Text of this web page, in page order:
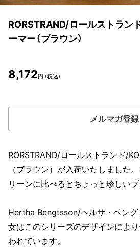
RORSTRAND/ロールストラン
ーマー（ブラウン）
8,172円 (税込)
メルマガ登録
RORSTRAND/ロールストランド/
（ブラウン）が入荷いたしました
リーンに比べるとちょっと珍しいブ
Hertha Bengtsson/ヘルサ・ベング
女はこのシリーズのデザインによ
われています。